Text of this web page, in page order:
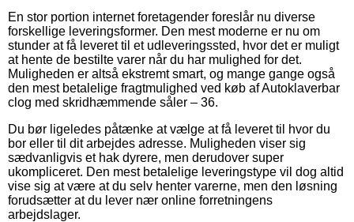
En stor portion internet foretagender foreslår nu diverse
forskellige leveringsformer. Den mest moderne er nu om
stunder at få leveret til et udleveringssted, hvor det er muligt
at hente de bestilte varer når du har mulighed for det.
Muligheden er altså ekstremt smart, og mange gange også
den mest betalelige fragtmulighed ved køb af Autoklaverbar
clog med skridhæmmende såler – 36.
Du bør ligeledes påtænke at vælge at få leveret til hvor du
bor eller til dit arbejdes adresse. Muligheden viser sig
sædvanligvis et hak dyrere, men derudover super
ukompliceret. Den mest betalelige leveringstype vil dog altid
vise sig at være at du selv henter varerne, men den løsning
forudsætter at du lever nær online forretningens
arbejdslager.